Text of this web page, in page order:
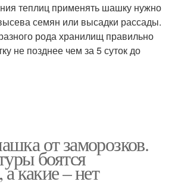
теплиц применять шашку нужно
семян или высадки рассады.
рода хранилищ правильно
не позднее чем за 5 суток до
от заморозков.
боятся
какие – нет